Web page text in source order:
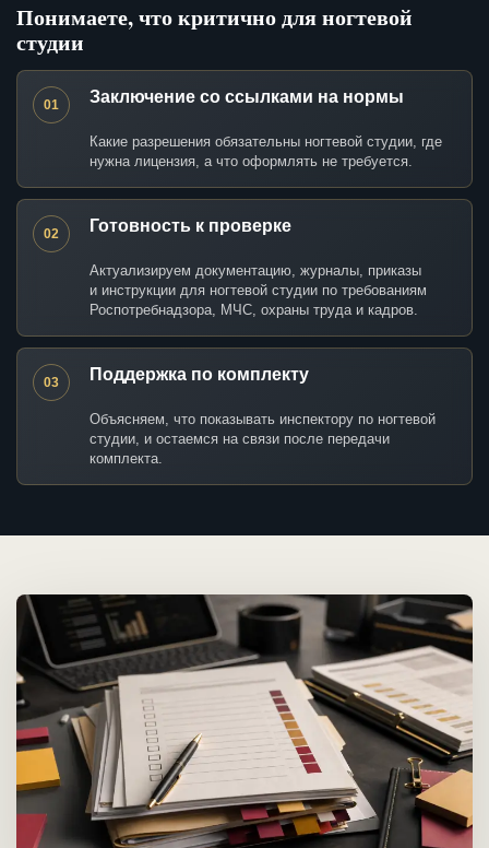
Понимаете, что критично для ногтевой
студии
01 Заключение со ссылками на нормы
Какие разрешения обязательны ногтевой студии, где
нужна лицензия, а что оформлять не требуется.
02 Готовность к проверке
Актуализируем документацию, журналы, приказы
и инструкции для ногтевой студии по требованиям
Роспотребнадзора, МЧС, охраны труда и кадров.
03 Поддержка по комплекту
Объясняем, что показывать инспектору по ногтевой
студии, и остаемся на связи после передачи
комплекта.